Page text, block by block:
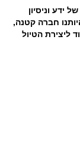
וניסיון
חברה קטנה,
הטיול